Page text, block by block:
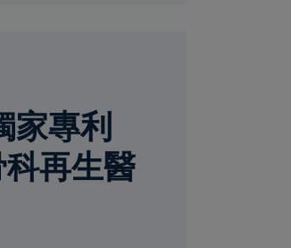
家專利
再生醫